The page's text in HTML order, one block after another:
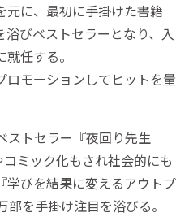
元に、最初に手掛けた書籍
浴びベストセラーとなり、入
任する。
ロモーションしてヒットを量
ストセラー『夜回り先生
ミック化もされ社会的にも
学びを結果に変えるアウトプ
を手掛け注目を浴びる。